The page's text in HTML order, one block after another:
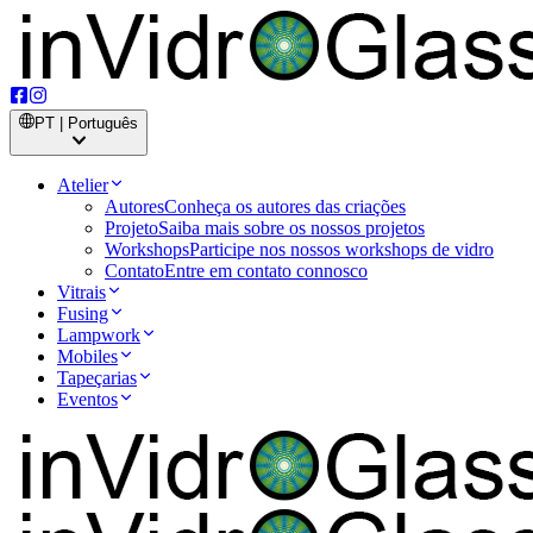
PT | Português
Atelier
AutoresConheça os autores das criações
ProjetoSaiba mais sobre os nossos projetos
WorkshopsParticipe nos nossos workshops de vidro
ContatoEntre em contato connosco
Vitrais
Fusing
Lampwork
Mobiles
Tapeçarias
Eventos